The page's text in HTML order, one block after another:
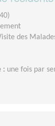
des
: une fois par